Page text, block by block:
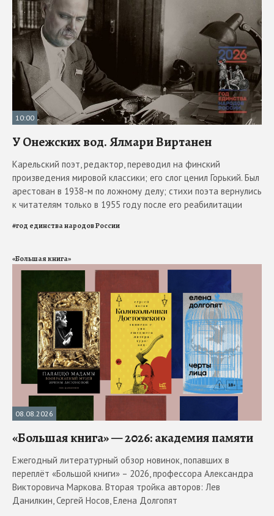
10:00
У Онежских вод. Ялмари Виртанен
Карельский поэт, редактор, переводил на финский
произведения мировой классики; его слог ценил Горький. Был
арестован в 1938-м по ложному делу; стихи поэта вернулись
к читателям только в 1955 году после его реабилитации
#год единства народов России
«Большая книга»
08.08.2026
«Большая книга» — 2026: академия памяти
Ежегодный литературный обзор новинок, попавших в
переплёт «Большой книги» – 2026, профессора Александра
Викторовича Маркова. Вторая тройка авторов: Лев
Данилкин, Сергей Носов, Елена Долгопят